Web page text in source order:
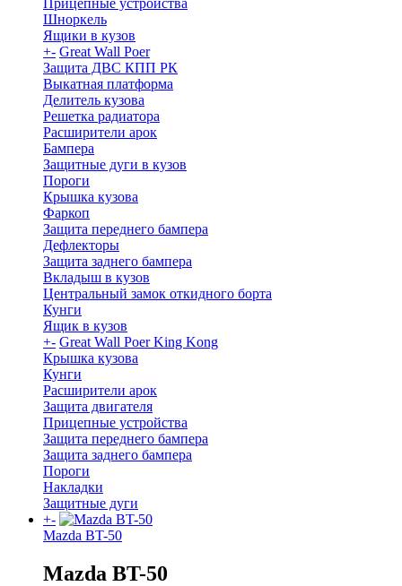
Шноркель
Ящики в кузов
+- Great Wall Poer
Защита ДВС КПП РК
Выкатная платформа
Делитель кузова
Решетка радиатора
Расширители арок
Бампера
Защитные дуги в кузов
Пороги
Крышка кузова
Фаркоп
Защита переднего бампера
Дефлекторы
Защита заднего бампера
Вкладыш в кузов
Центральный замок откидного борта
Кунги
Ящик в кузов
+- Great Wall Poer King Kong
Крышка кузова
Кунги
Расширители арок
Защита двигателя
Прицепные устройства
Защита переднего бампера
Защита заднего бампера
Пороги
Накладки
Защитные дуги
+-
Mazda BT-50
Mazda BT-50